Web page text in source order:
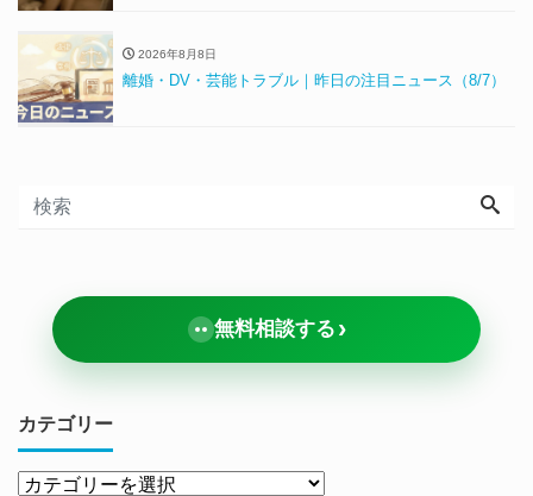
2026年8月8日
離婚・DV・芸能トラブル｜昨日の注目ニュース（8/7）
無料相談する ›
カテゴリー